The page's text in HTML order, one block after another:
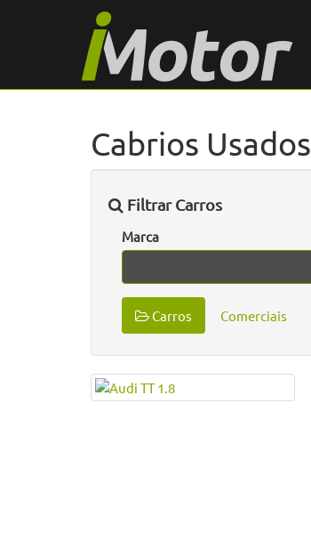
Cabrios Usados
Filtrar Carros
Marca
Carros Comerciais